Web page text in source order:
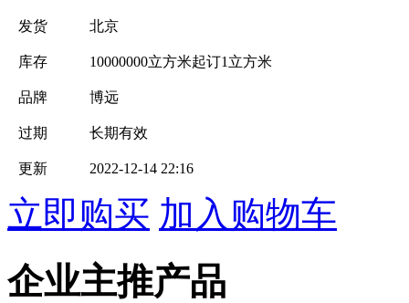
发货 北京
库存 10000000立方米起订1立方米
品牌 博远
过期 长期有效
更新 2022-12-14 22:16
立即购买 加入购物车
企业主推产品